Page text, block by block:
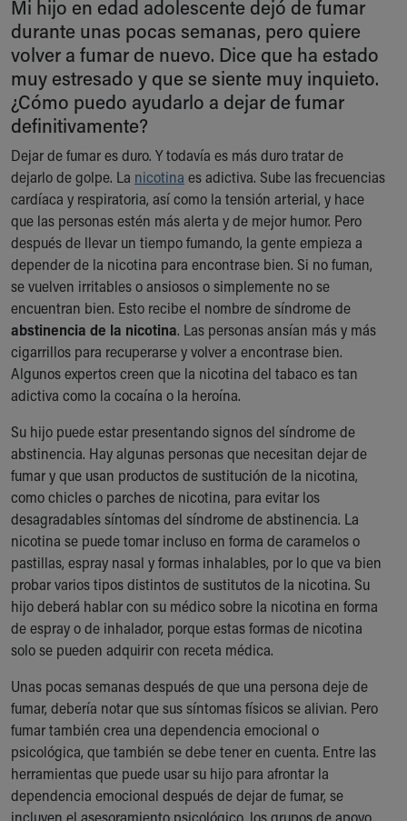
Ronald McDonald House Care Mobile
Health Centers
Symptom Checker
Financial Services
Price Estimates
Family Supports
New Parents
Find a Pediatrics Location
Find a Pediatrician
MyChart
Make an Appointment
Breastfeeding Medicine
Child Passenger Safety
Safe Sleep for Babies
Safe Sleep
About Akron Children's Pediatrics
Who We Are
Building a Brighter Future
Our Mission, Vision, Promise
Calendar of Events
Community Mission
Connect With Us
Our Culture of Caring
Newsroom
Our Leadership
Quality and Patient Safety
Unity and Engagement
Women's Board
Our History
Cincinnati Children's
Your Visit
MyChart Telehealth Visits
Directions
Doggie Brigade
During Your Visit
Mi hijo en edad adolescente dejó de fumar
durante unas pocas semanas, pero quiere
volver a fumar de nuevo. Dice que ha estado
muy estresado y que se siente muy inquieto.
¿Cómo puedo ayudarlo a dejar de fumar
definitivamente?
Dejar de fumar es duro. Y todavía es más duro tratar de
dejarlo de golpe. La nicotina es adictiva. Sube las frecuencias
cardíaca y respiratoria, así como la tensión arterial, y hace
que las personas estén más alerta y de mejor humor. Pero
después de llevar un tiempo fumando, la gente empieza a
depender de la nicotina para encontrase bien. Si no fuman,
se vuelven irritables o ansiosos o simplemente no se
encuentran bien. Esto recibe el nombre de síndrome de
abstinencia de la nicotina. Las personas ansían más y más
cigarrillos para recuperarse y volver a encontrase bien.
Algunos expertos creen que la nicotina del tabaco es tan
adictiva como la cocaína o la heroína.
Su hijo puede estar presentando signos del síndrome de
abstinencia. Hay algunas personas que necesitan dejar de
fumar y que usan productos de sustitución de la nicotina,
como chicles o parches de nicotina, para evitar los
desagradables síntomas del síndrome de abstinencia. La
nicotina se puede tomar incluso en forma de caramelos o
pastillas, espray nasal y formas inhalables, por lo que va bien
probar varios tipos distintos de sustitutos de la nicotina. Su
hijo deberá hablar con su médico sobre la nicotina en forma
de espray o de inhalador, porque estas formas de nicotina
solo se pueden adquirir con receta médica.
Unas pocas semanas después de que una persona deje de
fumar, debería notar que sus síntomas físicos se alivian. Pero
fumar también crea una dependencia emocional o
psicológica, que también se debe tener en cuenta. Entre las
herramientas que puede usar su hijo para afrontar la
dependencia emocional después de dejar de fumar, se
incluyen el asesoramiento psicológico, los grupos de apoyo,